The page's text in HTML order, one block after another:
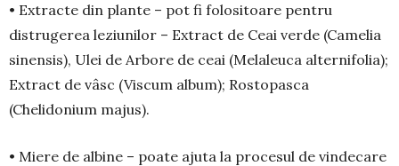
• Extracte din plante – pot fi folositoare pentru
distrugerea leziunilor – Extract de Ceai verde (Ca­melia
sinensis), Ulei de Arbore de ceai (Melaleuca alternifolia);
Extract de vâsc (Viscum album); Ros­topasca
(Chelidonium majus).
• Miere de albine – poate ajuta la procesul de vindecare